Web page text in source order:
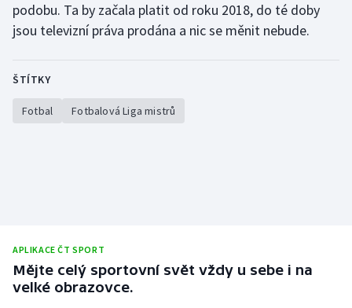
Volejbal
podobu. Ta by začala platit od roku 2018, do té doby
jsou televizní práva prodána a nic se měnit nebude.
ŠTÍTKY
Fotbal Fotbalová Liga mistrů
APLIKACE ČT SPORT
Mějte celý sportovní svět vždy u sebe i na
velké obrazovce.